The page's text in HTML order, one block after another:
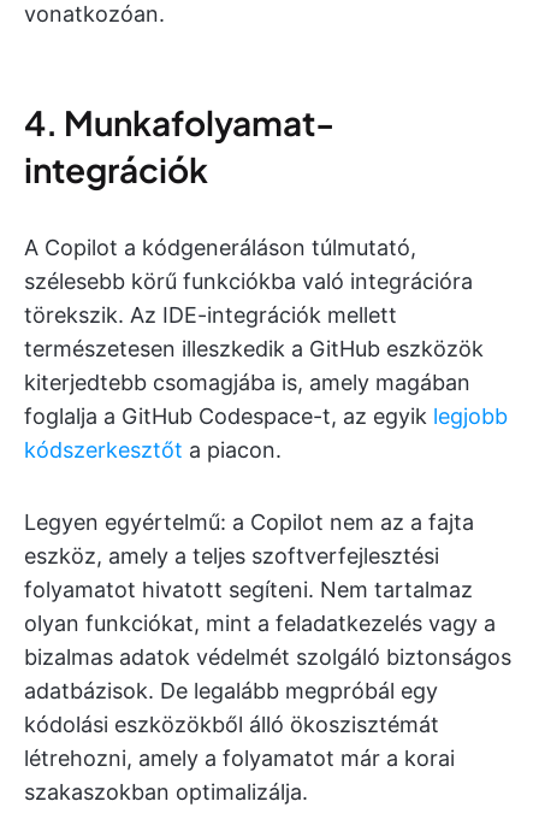
vonatkozóan.
4. Munkafolyamat-
integrációk
A Copilot a kódgeneráláson túlmutató,
szélesebb körű funkciókba való integrációra
törekszik. Az IDE-integrációk mellett
természetesen illeszkedik a GitHub eszközök
kiterjedtebb csomagjába is, amely magában
foglalja a GitHub Codespace-t, az egyik legjobb
kódszerkesztőt a piacon.
Legyen egyértelmű: a Copilot nem az a fajta
eszköz, amely a teljes szoftverfejlesztési
folyamatot hivatott segíteni. Nem tartalmaz
olyan funkciókat, mint a feladatkezelés vagy a
bizalmas adatok védelmét szolgáló biztonságos
adatbázisok. De legalább megpróbál egy
kódolási eszközökből álló ökoszisztémát
létrehozni, amely a folyamatot már a korai
szakaszokban optimalizálja.